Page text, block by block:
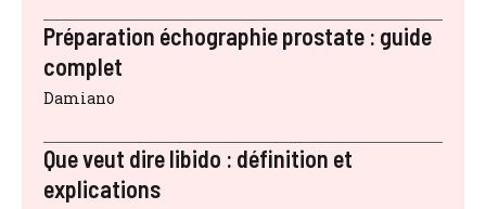
Préparation échographie prostate : guide
complet
Damiano
Que veut dire libido : définition et
explications